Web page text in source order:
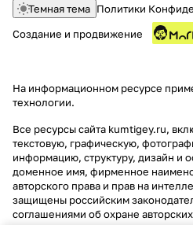
Темная тема Политики
Создание и продвижение
На информационном ресурсе
технологии.
Все ресурсы сайта kumtigey.ru,
текстовую, графическую,
информацию, структуру, дизайн и
доменное имя, фирменное
авторского права и прав на
защищены российским
соглашениями об охране